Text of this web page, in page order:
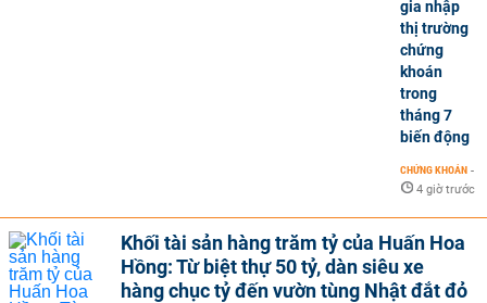
gia nhập
thị trường
chứng
khoán
trong
tháng 7
biến động
CHỨNG KHOÁN -
4 giờ trước
Khối tài sản hàng trăm tỷ của Huấn Hoa
Hồng: Từ biệt thự 50 tỷ, dàn siêu xe
hàng chục tỷ đến vườn tùng Nhật đắt đỏ